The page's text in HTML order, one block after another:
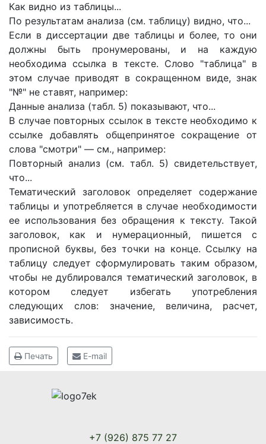
Как видно из таблицы...
По результатам анализа (см. таблицу) видно, что...
Если в диссертации две таблицы и более, то они
должны быть пронумерованы, и на каждую
необходима ссылка в тексте. Слово "таблица" в
этом случае приводят в сокращенном виде, знак
"№" не ставят, например:
Данные анализа (табл. 5) показывают, что...
В случае повторных ссылок в тексте необходимо к
ссылке добавлять общепринятое сокращение от
слова "смотри" — см., например:
Повторный анализ (см. табл. 5) свидетельствует,
что...
Тематический заголовок определяет содержание
таблицы и употребляется в случае необходимости
ее использования без обращения к тексту. Такой
заголовок, как и нумерационный, пишется с
прописной буквы, без точки на конце. Ссылку на
таблицу следует сформулировать таким образом,
чтобы не дублировался тематический заголовок, в
котором следует избегать употребления
следующих слов: значение, величина, расчет,
зависимость.
Печать E-mail
+7 (926) 875 77 27